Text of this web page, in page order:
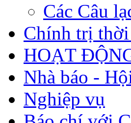
Các Câu
Chính trị
HOẠT
Nhà báo -
Nghiệp vụ